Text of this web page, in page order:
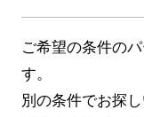
ご希望の条件の
す。
別の条件でお探